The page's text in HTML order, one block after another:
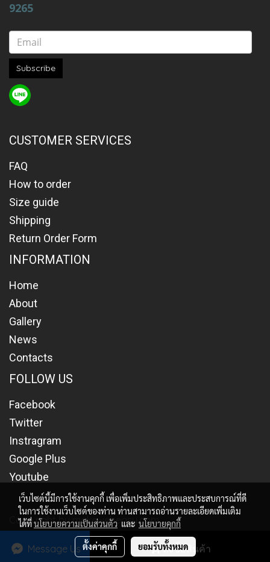
สั่งซื้อสินค้า
Message Us
9265
Subscribe
CUSTOMER SERVICES
FAQ
How to order
Size guide
Shipping
Return Order Form
INFORMATION
Home
About
Gallery
News
Contacts
FOLLOW US
Facebook
Twitter
Instragram
Google Plus
Youtube
Copy right by makewebeasy.com
ผู้เข้าชมวันนี้ 261
เว็บไซต์นี้มีการใช้งานคุกกี้ เพื่อเพิ่มประสิทธิภาพและประสบการณ์ที่ดี
ในการใช้งานเว็บไซต์ของท่าน ท่านสามารถอ่านรายละเอียดเพิ่มเติม
ได้ที่นโยบายความเป็นส่วนตัว และ นโยบายคุกกี้
ตั้งค่าคุกกี้ ยอมรับทั้งหมด